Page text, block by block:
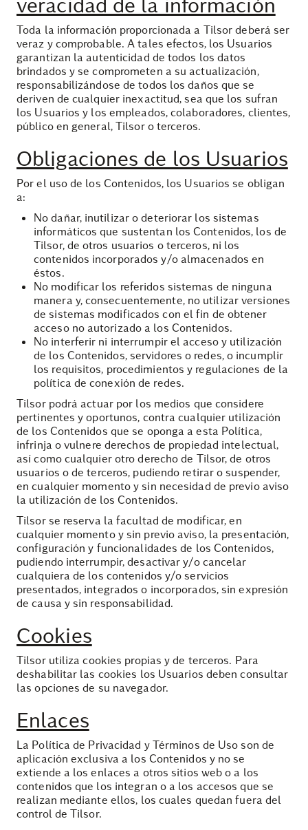
Toda la información proporcionada a Tilsor deberá ser
veraz y comprobable. A tales efectos, los Usuarios
garantizan la autenticidad de todos los datos
brindados y se comprometen a su actualización,
responsabilizándose de todos los daños que se
deriven de cualquier inexactitud, sea que los sufran
los Usuarios y los empleados, colaboradores, clientes,
público en general, Tilsor o terceros.
Obligaciones de los Usuarios
Por el uso de los Contenidos, los Usuarios se obligan
a:
No dañar, inutilizar o deteriorar los sistemas
informáticos que sustentan los Contenidos, los de
Tilsor, de otros usuarios o terceros, ni los
contenidos incorporados y/o almacenados en
éstos.
No modificar los referidos sistemas de ninguna
manera y, consecuentemente, no utilizar versiones
de sistemas modificados con el fin de obtener
acceso no autorizado a los Contenidos.
No interferir ni interrumpir el acceso y utilización
de los Contenidos, servidores o redes, o incumplir
los requisitos, procedimientos y regulaciones de la
política de conexión de redes.
Tilsor podrá actuar por los medios que considere
pertinentes y oportunos, contra cualquier utilización
de los Contenidos que se oponga a esta Política,
infrinja o vulnere derechos de propiedad intelectual,
así como cualquier otro derecho de Tilsor, de otros
usuarios o de terceros, pudiendo retirar o suspender,
en cualquier momento y sin necesidad de previo aviso
la utilización de los Contenidos.
Tilsor se reserva la facultad de modificar, en
cualquier momento y sin previo aviso, la presentación,
configuración y funcionalidades de los Contenidos,
pudiendo interrumpir, desactivar y/o cancelar
cualquiera de los contenidos y/o servicios
presentados, integrados o incorporados, sin expresión
de causa y sin responsabilidad.
Cookies
Tilsor utiliza cookies propias y de terceros. Para
deshabilitar las cookies los Usuarios deben consultar
las opciones de su navegador.
Enlaces
La Política de Privacidad y Términos de Uso son de
aplicación exclusiva a los Contenidos y no se
extiende a los enlaces a otros sitios web o a los
contenidos que los integran o a los accesos que se
realizan mediante ellos, los cuales quedan fuera del
control de Tilsor.